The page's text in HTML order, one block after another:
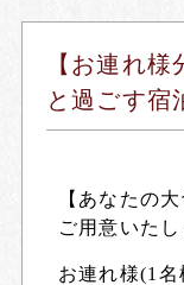
【お連れ
と過ごす宿
【あなたの
ご用意いたし
お連れ様(1